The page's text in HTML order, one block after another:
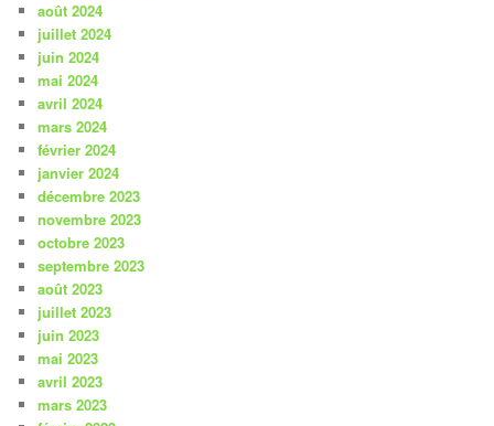
août 2024
juillet 2024
juin 2024
mai 2024
avril 2024
mars 2024
février 2024
janvier 2024
décembre 2023
novembre 2023
octobre 2023
septembre 2023
août 2023
juillet 2023
juin 2023
mai 2023
avril 2023
mars 2023